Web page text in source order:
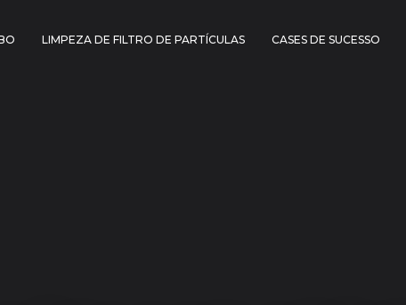
LIMPEZA DE FILTRO DE PARTÍCULAS CASES DE SUCESSO